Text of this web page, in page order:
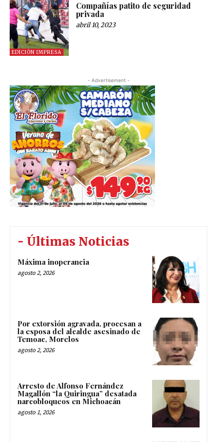
EDICIÓN IMPRESA
Compañías patito de seguridad
privada
abril 10, 2023
- Advertisement -
- Últimas Noticias
Máxima inoperancia
agosto 2, 2026
Por extorsión agravada, procesan a
la esposa del alcalde asesinado de
Temoac, Morelos
agosto 2, 2026
Arresto de Alfonso Fernández
Magallón “la Quiringua” desatada
narcobloqueos en Michoacán
agosto 1, 2026